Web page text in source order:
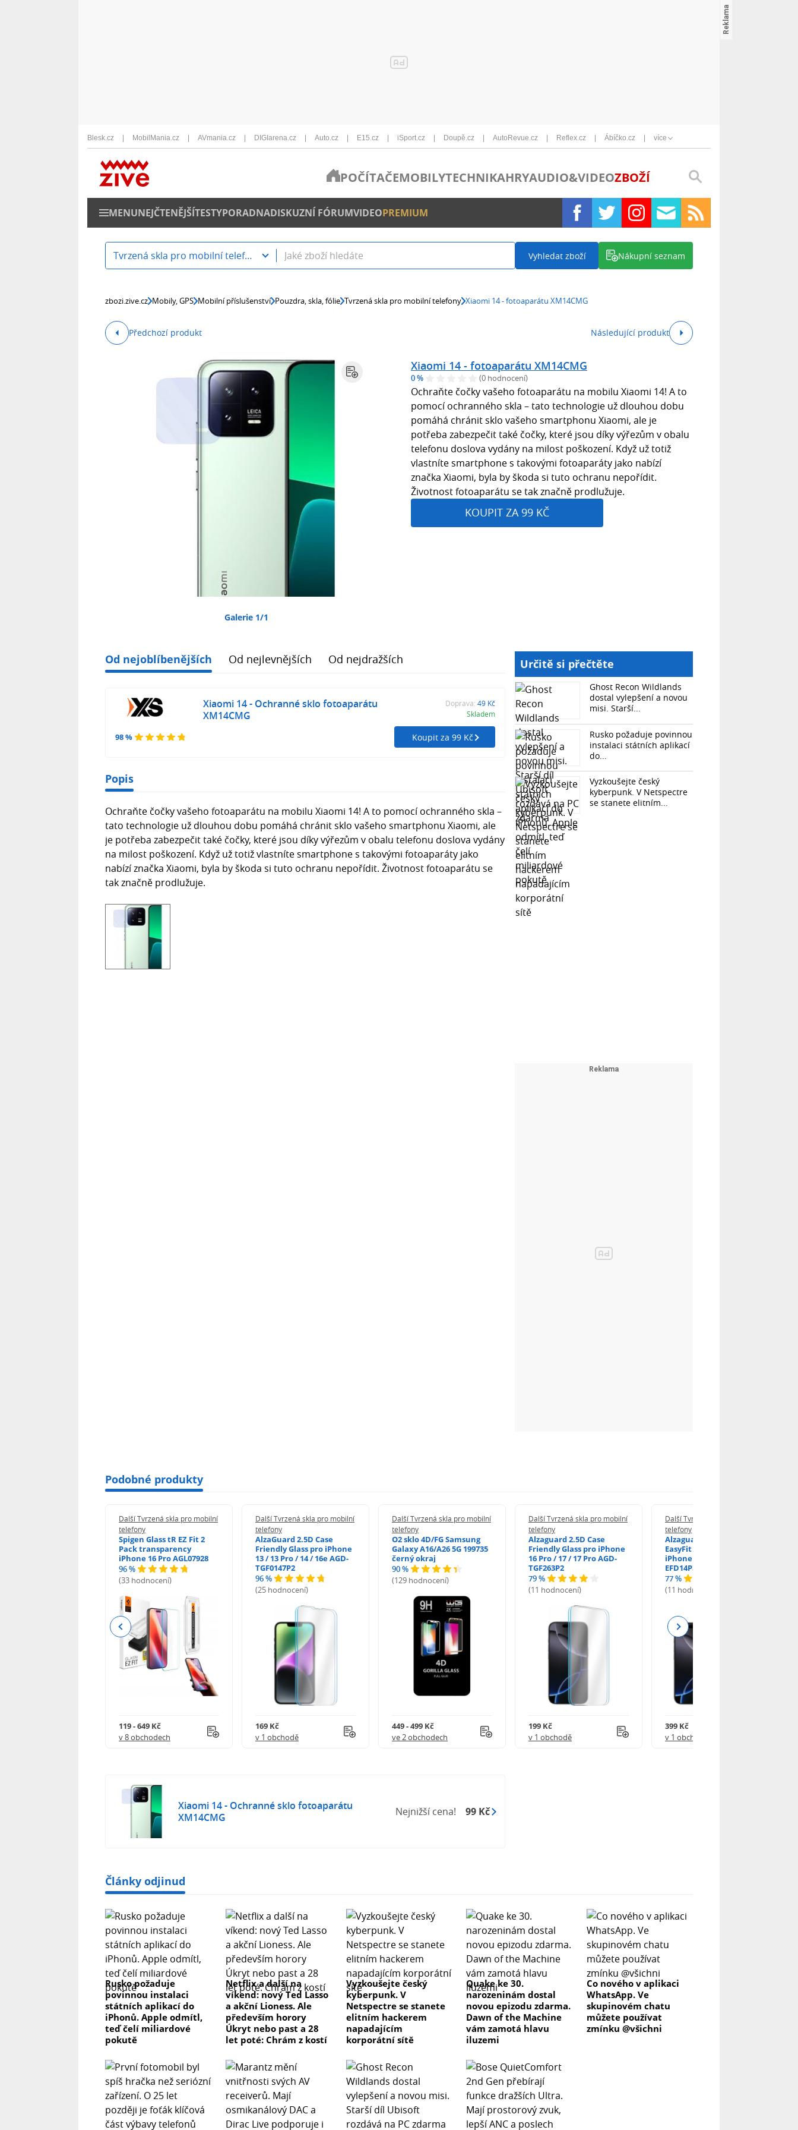
Blesk.cz MobilMania.cz AVmania.cz DIGIarena.cz Auto.cz E15.cz iSport.cz Doupě.cz AutoRevue.cz Reflex.cz Ábíčko.cz více
POČÍTAČEMOBILYTECHNIKAHRYAUDIO&VIDEOZBOŽÍ
MENUNEJČTENĚJŠÍTESTYPORADNADISKUZNÍ FÓRUMVIDEOPREMIUM
Tvrzená skla pro mobilní telefony Vyhledat zboží Nákupní seznam
zbozi.zive.cz Mobily, GPS Mobilní příslušenství Pouzdra, skla, fólie Tvrzená skla pro mobilní telefony Xiaomi 14 - fotoaparátu XM14CMG
Předchozí produkt Následující produkt
Galerie 1/1
Xiaomi 14 - fotoaparátu XM14CMG
0 % (0 hodnocení)
Ochraňte čočky vašeho fotoaparátu na mobilu Xiaomi 14! A to
pomocí ochranného skla – tato technologie už dlouhou dobu
pomáhá chránit sklo vašeho smartphonu Xiaomi, ale je
potřeba zabezpečit také čočky, které jsou díky výřezům v obalu
telefonu doslova vydány na milost poškození. Když už totiž
vlastníte smartphone s takovými fotoaparáty jako nabízí
značka Xiaomi, byla by škoda si tuto ochranu nepořídit.
Životnost fotoaparátu se tak značně prodlužuje.
KOUPIT ZA 99 KČ
Od nejoblíbenějších Od nejlevnějších Od nejdražších
98 %
Xiaomi 14 - Ochranné sklo fotoaparátu
XM14CMG
Doprava: 49 Kč
Skladem
Koupit za 99 Kč
Popis
Ochraňte čočky vašeho fotoaparátu na mobilu Xiaomi 14! A to pomocí ochranného skla –
tato technologie už dlouhou dobu pomáhá chránit sklo vašeho smartphonu Xiaomi, ale
je potřeba zabezpečit také čočky, které jsou díky výřezům v obalu telefonu doslova vydány
na milost poškození. Když už totiž vlastníte smartphone s takovými fotoaparáty jako
nabízí značka Xiaomi, byla by škoda si tuto ochranu nepořídit. Životnost fotoaparátu se
tak značně prodlužuje.
Určitě si přečtěte
Ghost Recon Wildlands
dostal vylepšení a novou
misi. Starší...
Rusko požaduje povinnou
instalaci státních aplikací
do...
Vyzkoušejte český
kyberpunk. V Netspectre
se stanete elitním...
Podobné produkty
Další Tvrzená skla pro mobilní
telefony
Spigen Glass tR EZ Fit 2
Pack transparency
iPhone 16 Pro AGL07928
96 %
(33 hodnocení)
119 - 649 Kč
v 8 obchodech
Další Tvrzená skla pro mobilní
telefony
AlzaGuard 2.5D Case
Friendly Glass pro iPhone
13 / 13 Pro / 14 / 16e AGD-
TGF0147P2
96 %
(25 hodnocení)
169 Kč
v 1 obchodě
Další Tvrzená skla pro mobilní
telefony
O2 sklo 4D/FG Samsung
Galaxy A16/A26 5G 199735
černý okraj
90 %
(129 hodnocení)
449 - 499 Kč
ve 2 obchodech
Další Tvrzená skla pro mobilní
telefony
Alzaguard 2.5D Case
Friendly Glass pro iPhone
16 Pro / 17 / 17 Pro AGD-
TGF263P2
79 %
(11 hodnocení)
199 Kč
v 1 obchodě
Další Tvrzená skla pro mobilní
telefony
Alzaguard 2.5D Glass
EasyFit DustFree pro
iPhone 16 Pro / 17 AGD-
EFD14P3
77 %
(11 hodnocení)
399 Kč
v 1 obchodě
Previous Next
Xiaomi 14 - Ochranné sklo fotoaparátu
XM14CMG
Nejnižší cena! 99 Kč
Články odjinud
Rusko požaduje
povinnou instalaci
státních aplikací do
iPhonů. Apple odmítl,
teď čelí miliardové
pokutě
Netflix a další na
víkend: nový Ted Lasso
a akční Lioness. Ale
především horory
Úkryt nebo past a 28
let poté: Chrám z kostí
Vyzkoušejte český
kyberpunk. V
Netspectre se stanete
elitním hackerem
napadajícím
korporátní sítě
Quake ke 30.
narozeninám dostal
novou epizodu zdarma.
Dawn of the Machine
vám zamotá hlavu
iluzemi
Co nového v aplikaci
WhatsApp. Ve
skupinovém chatu
můžete používat
zmínku @všichni